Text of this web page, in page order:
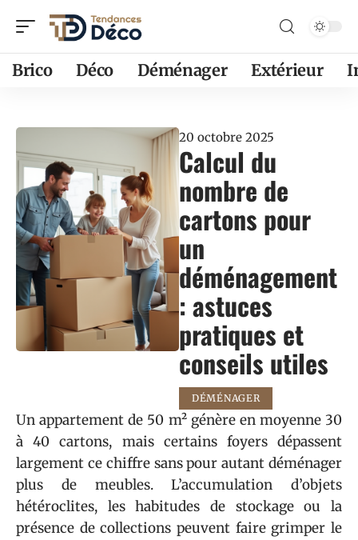
Brico Déco Déménager Extérieur
20 octobre 2025
Calcul du
nombre de
cartons pour
un
déménagement
: astuces
pratiques et
conseils utiles
DÉMÉNAGER
Un appartement de 50 m² génère en moyenne 30
à 40 cartons, mais certains foyers dépassent
largement ce chiffre sans pour autant déménager
plus de meubles. L’accumulation d’objets
hétéroclites, les habitudes de stockage ou la
présence de collections peuvent faire grimper le